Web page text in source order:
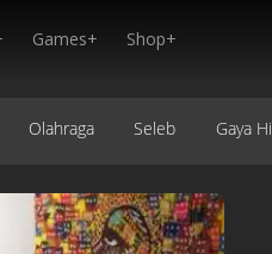
Games+ Shop+
Olahraga Seleb Gaya